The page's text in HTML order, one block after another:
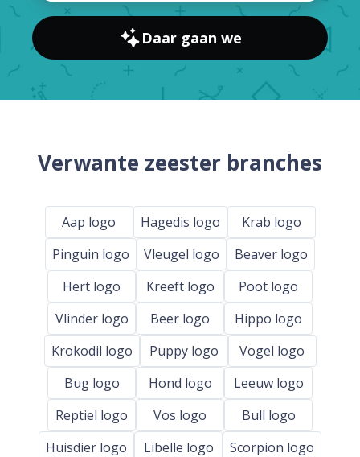
Daar gaan we
Verwante zeester branches
Aap logo Hagedis logo
Krab logo
Pinguin logo
Vleugel logo
Beaver logo
Hert logo
Kreeft logo
Poot logo
Vlinder logo
Beer logo
Hippo logo
Krokodil logo
Puppy logo
Vogel logo
Bug logo
Hond logo
Leeuw logo
Reptiel logo
Vos logo
Bull logo
Huisdier logo
Libelle logo
Scorpion logo